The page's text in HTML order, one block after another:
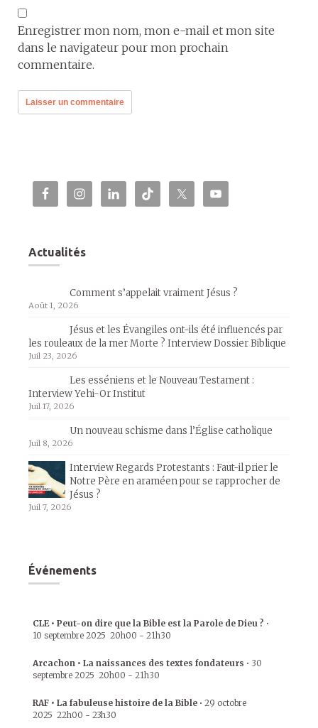
Enregistrer mon nom, mon e-mail et mon site
dans le navigateur pour mon prochain
commentaire.
Actualités
Comment s’appelait vraiment Jésus ?
Août 1, 2026
Jésus et les Évangiles ont-ils été influencés par
les rouleaux de la mer Morte ? Interview Dossier Biblique
Juil 23, 2026
Les esséniens et le Nouveau Testament :
Interview Yehi-Or Institut
Juil 17, 2026
Un nouveau schisme dans l’Église catholique
Juil 8, 2026
Interview Regards Protestants : Faut-il prier le
Notre Père en araméen pour se rapprocher de
Jésus ?
Juil 7, 2026
Événements
CLE • Peut-on dire que la Bible est la Parole de Dieu ? •
10 septembre 2025 20h00 - 21h30
Arcachon • La naissances des textes fondateurs • 30
septembre 2025 20h00 - 21h30
RAF • La fabuleuse histoire de la Bible • 29 octobre
2025 22h00 - 23h30